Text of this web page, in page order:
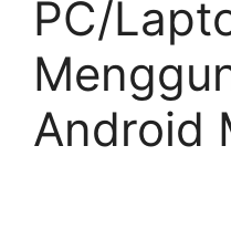
PC/
Android